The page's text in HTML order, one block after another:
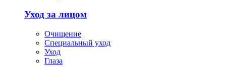
Уход за лицом
Очищение
Специальный уход
Уход
Глаза